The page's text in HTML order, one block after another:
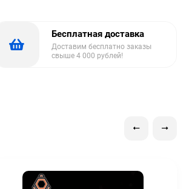
Бесплатная доставка
Доставим бесплатно заказы
свыше 4 000 рублей!